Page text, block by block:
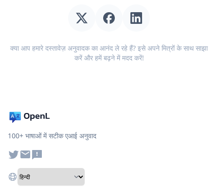
क्या आप हमारे दस्तावेज़ अनुवादक का आनंद ले रहे हैं? इसे अपने मित्रों के साथ साझा
करें और हमें बढ़ने में मदद करें!
100+ भाषाओं में सटीक एआई अनुवाद